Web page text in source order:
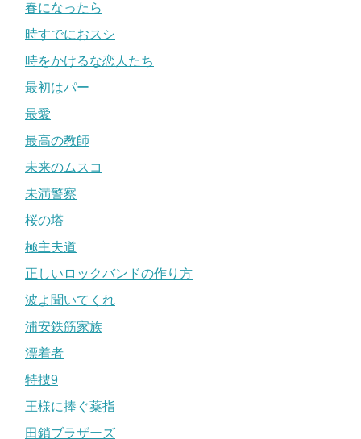
春になったら
時すでにおスシ
時をかけるな恋人たち
最初はパー
最愛
最高の教師
未来のムスコ
未満警察
桜の塔
極主夫道
正しいロックバンドの作り方
波よ聞いてくれ
浦安鉄筋家族
漂着者
特捜9
王様に捧ぐ薬指
田鎖ブラザーズ